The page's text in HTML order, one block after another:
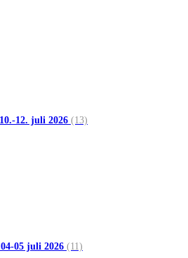
12. juli 2026 (13)
05 juli 2026 (11)